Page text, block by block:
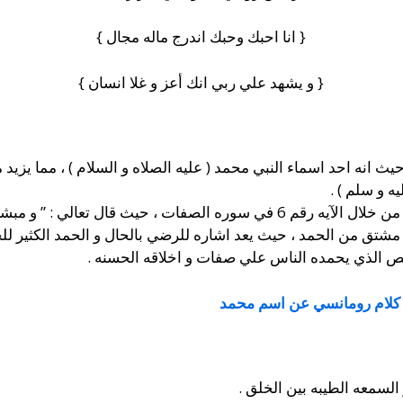
{ انا احبك وحبك اندرج ماله مجال }
{ و يشهد علي ربي انك أعز و غلا انسان }
انه احد اسماء النبي محمد ( عليه الصلاه و السلام ) ، مما
و سلم ) .
و مبشرا برسول يأتي من بعدي اسمه أحمد ” .
من الحمد ، حيث يعد اشاره للرضي بالحال و الحمد الكثير
الذي يحمده الناس علي صفات و اخلاقه الحسنه .
كلام رومانسي عن اسم محمد
الطيبه بين الخلق .